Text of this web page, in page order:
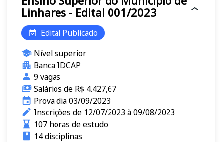
Linhares - Edital 001/2023
Edital Publicado
Nível superior
Banca IDCAP
9 vagas
Salários de R$ 4.427,67
Prova dia 03/09/2023
Inscrições de 12/07/2023 à 09/08/2023
107 horas de estudo
14 disciplinas